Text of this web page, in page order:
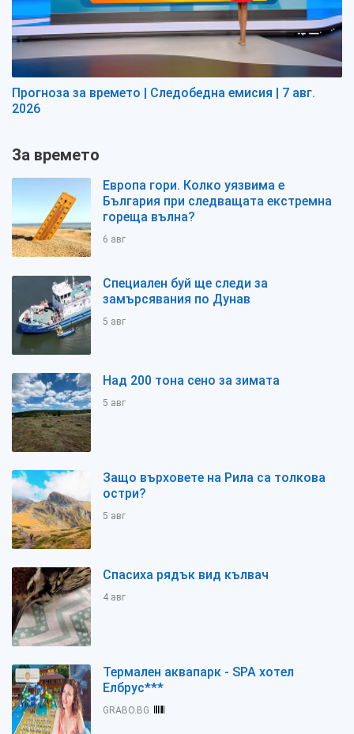
Прогноза за времето | Следобедна емисия | 7 авг.
2026
За времето
Европа гори. Колко уязвима е
България при следващата екстремна
гореща вълна?
6 авг
Специален буй ще следи за
замърсявания по Дунав
5 авг
Над 200 тона сено за зимата
5 авг
Защо върховете на Рила са толкова
остри?
5 авг
Спасиха рядък вид кълвач
4 авг
Термален аквапарк - SPA хотел
Елбрус***
GRABO.BG